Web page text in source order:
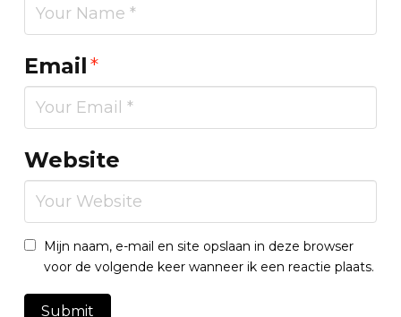
Email*
Website
Mijn naam, e-mail en site opslaan in deze browser
voor de volgende keer wanneer ik een reactie plaats.